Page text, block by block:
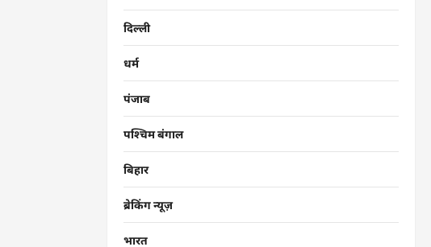
दिल्ली
धर्म
पंजाब
पश्चिम बंगाल
बिहार
ब्रेकिंग न्यूज़
भारत